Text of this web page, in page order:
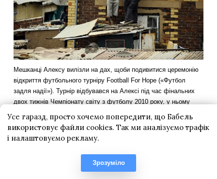
Усе гаразд, просто хочемо попередити, що Бабель
використовує файли cookies. Так ми аналізуємо трафік
і налаштовуємо рекламу.
Зрозуміло